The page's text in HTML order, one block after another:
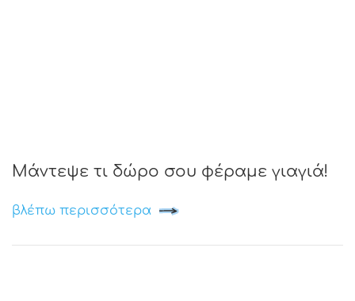
Μάντεψε τι δώρο σου φέραμε γιαγιά!
βλέπω περισσότερα